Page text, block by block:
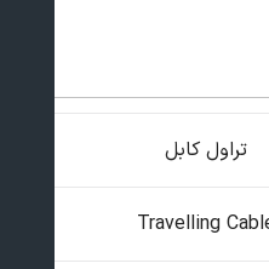
تراول کابل
Travelling